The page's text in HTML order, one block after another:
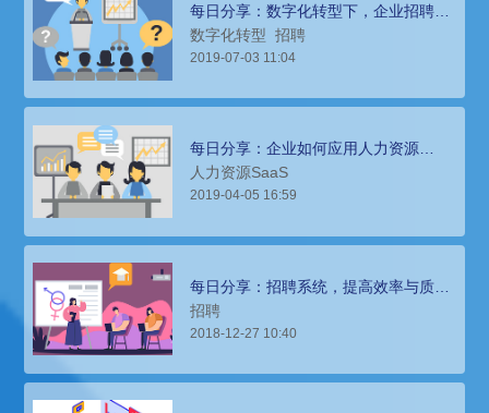
每日分享：数字化转型下，企业招聘高
端人才面临的挑战与解决方案
数字化转型 招聘
2019-07-03 11:04
每日分享：企业如何应用人力资源
SaaS建立企业考勤制度？
人力资源SaaS
2019-04-05 16:59
每日分享：招聘系统，提高效率与质量
的利器
招聘
2018-12-27 10:40